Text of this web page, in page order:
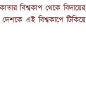
বিশ্বকাপ থেকে বিদায়ের
এই বিশ্বকাপে টিকিয়ে